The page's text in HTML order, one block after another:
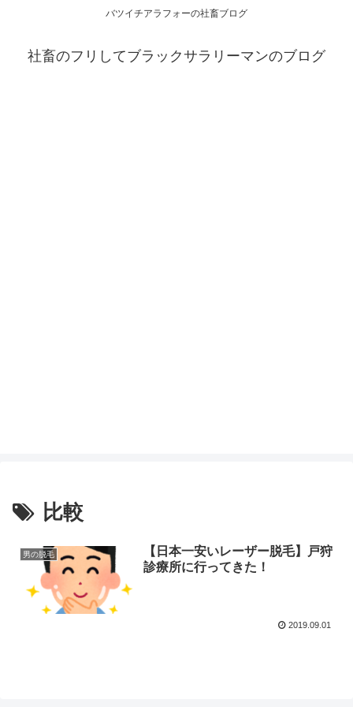
バツイチアラフォーの社畜ブログ
社畜のフリしてブラックサラリーマンのブログ
比較
男の脱毛
【日本一安いレーザー脱毛】戸狩
診療所に行ってきた！
2019.09.01